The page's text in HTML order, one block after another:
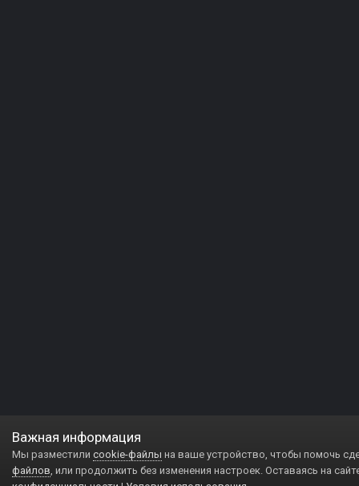
Важная информация
Мы разместили cookie-файлы на ваше устройство, чтобы помочь
файлов, или продолжить без изменения настроек. Оставаясь на